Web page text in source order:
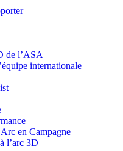
de l’ASA
internationale
en Campagne
l’arc 3D